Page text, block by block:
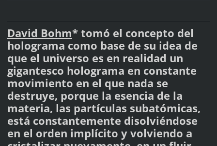
David Bohm* tomó el concepto del
holograma como base de su idea de
que el universo es en realidad un
gigantesco holograma en constante
movimiento en el que nada se
destruye, porque la esencia de la
materia, las partículas subatómicas,
está constantemente disolviéndose
en el orden implícito y volviendo a